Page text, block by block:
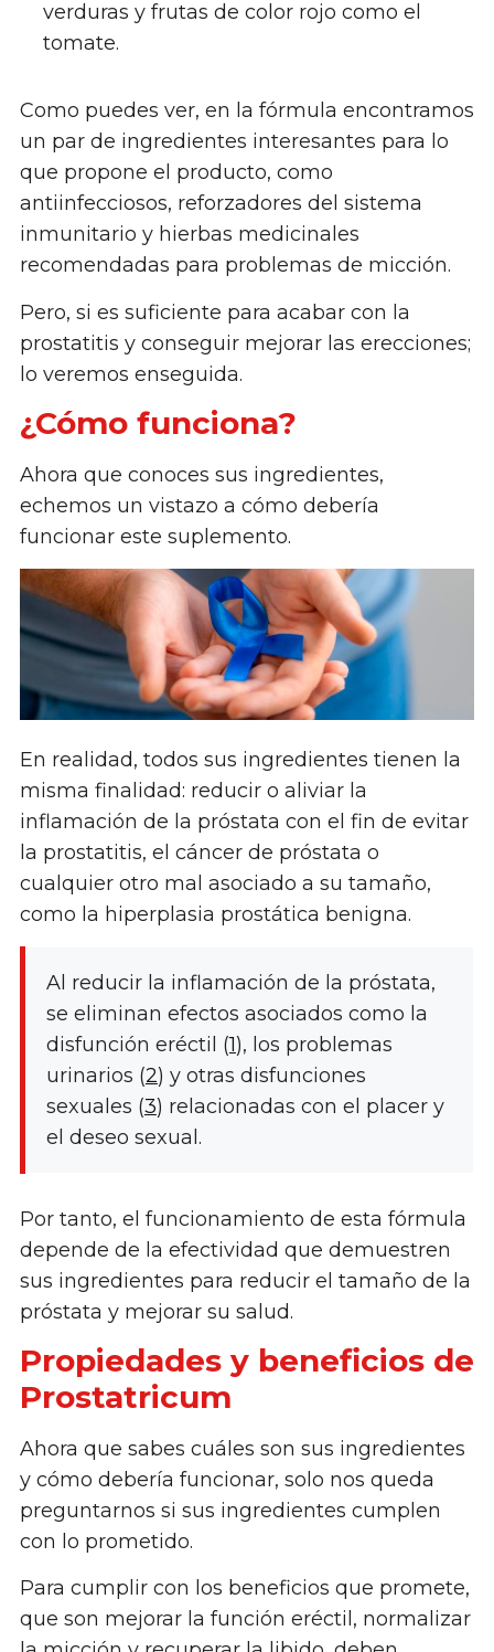
verduras y frutas de color rojo como el
tomate.
Como puedes ver, en la fórmula encontramos
un par de ingredientes interesantes para lo
que propone el producto, como
antiinfecciosos, reforzadores del sistema
inmunitario y hierbas medicinales
recomendadas para problemas de micción.
Pero, si es suficiente para acabar con la
prostatitis y conseguir mejorar las erecciones;
lo veremos enseguida.
¿Cómo funciona?
Ahora que conoces sus ingredientes,
echemos un vistazo a cómo debería
funcionar este suplemento.
En realidad, todos sus ingredientes tienen la
misma finalidad: reducir o aliviar la
inflamación de la próstata con el fin de evitar
la prostatitis, el cáncer de próstata o
cualquier otro mal asociado a su tamaño,
como la hiperplasia prostática benigna.
Al reducir la inflamación de la próstata,
se eliminan efectos asociados como la
disfunción eréctil (1), los problemas
urinarios (2) y otras disfunciones
sexuales (3) relacionadas con el placer y
el deseo sexual.
Por tanto, el funcionamiento de esta fórmula
depende de la efectividad que demuestren
sus ingredientes para reducir el tamaño de la
próstata y mejorar su salud.
Propiedades y beneficios de
Prostatricum
Ahora que sabes cuáles son sus ingredientes
y cómo debería funcionar, solo nos queda
preguntarnos si sus ingredientes cumplen
con lo prometido.
Para cumplir con los beneficios que promete,
que son mejorar la función eréctil, normalizar